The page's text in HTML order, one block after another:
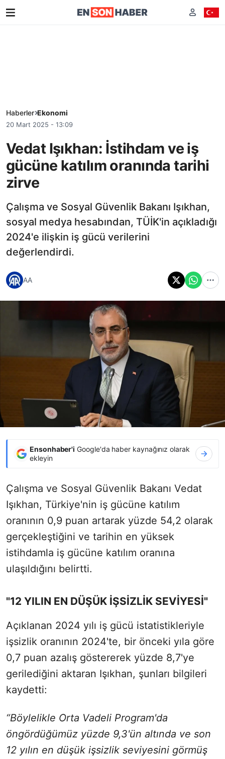
Haberler Ekonomi
20 Mart 2025 - 13:09
Vedat Işıkhan: İstihdam ve iş
gücüne katılım oranında tarihi
zirve
Çalışma ve Sosyal Güvenlik Bakanı Işıkhan,
sosyal medya hesabından, TÜİK'in açıkladığı
2024'e ilişkin iş gücü verilerini
değerlendirdi.
AA
Ensonhaber'i Google'da haber kaynağınız olarak
ekleyin
Çalışma ve Sosyal Güvenlik Bakanı Vedat
Işıkhan, Türkiye'nin iş gücüne katılım
oranının 0,9 puan artarak yüzde 54,2 olarak
gerçekleştiğini ve tarihin en yüksek
istihdamla iş gücüne katılım oranına
ulaşıldığını belirtti.
"12 YILIN EN DÜŞÜK İŞSİZLİK SEVİYESİ"
Açıklanan 2024 yılı iş gücü istatistikleriyle
işsizlik oranının 2024'te, bir önceki yıla göre
0,7 puan azalış göstererek yüzde 8,7'ye
gerilediğini aktaran Işıkhan, şunları bilgileri
kaydetti:
“Böylelikle Orta Vadeli Program'da
öngördüğümüz yüzde 9,3'ün altında ve son
12 yılın en düşük işsizlik seviyesini görmüş